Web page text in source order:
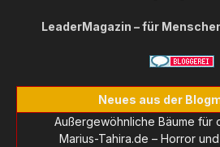
LeaderMagazin – für
Neues aus der
Außergewöhnliche Bäume für
Marius-Tahira.de – Horror